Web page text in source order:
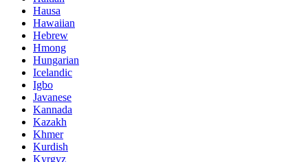
Hausa
Hawaiian
Hebrew
Hmong
Hungarian
Icelandic
Igbo
Javanese
Kannada
Kazakh
Khmer
Kurdish
Kyrgyz